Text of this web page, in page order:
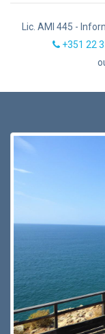
Lic. AMI 445 -
+351 22